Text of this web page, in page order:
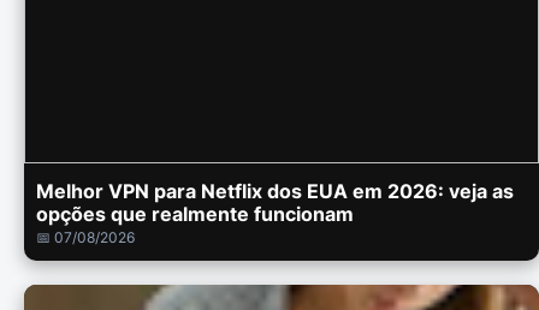
Melhor VPN para Netflix dos EUA em 2026: veja as
opções que realmente funcionam
📅 07/08/2026